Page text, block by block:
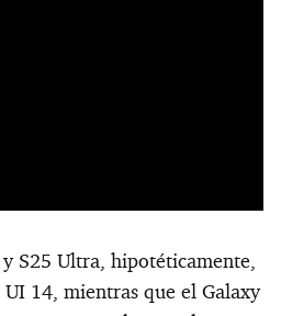
S25 Ultra, hipotéticamente,
14, mientras que el Galaxy